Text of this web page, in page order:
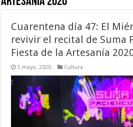
Cuarentena día 47: El
revivir el recital de Suma
Fiesta de la Artesanía
5 mayo, 2020 Cultura